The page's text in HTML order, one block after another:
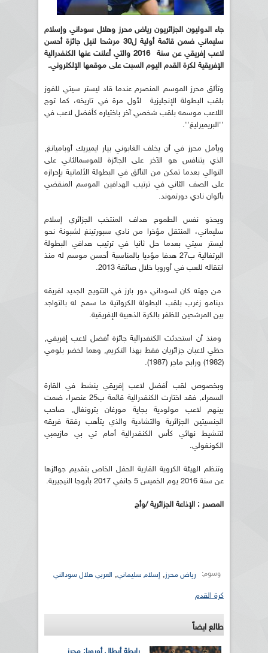
جاء الدوليون الجزائريون رياض محرز وهلال سوداني وإسلام
سليماني ضمن قائمة أولية ل30 مرشحا لنيل جائزة أحسن
لاعب إفريقي عن سنة
2016 والتي أعلنت عنها الكنفدرالية
الإفريقية لكرة القدم اليوم السبت على موقعها الإلكتروني.
وتألق محرز الموسم المنصرم عندما قاد ليستر سيتي للفوز
بلقب البطولة الإنجليزية لأول مرة في تاريخه، كما توج
اللاعب موسمه بلقب شخصي آخر باختياره كأفضل لاعب في
''البريميرليغ''.
ويأمل محرز في أن يخلف الغابوني بيار ايميريك أوباميانغ,
الذي يتنافس هو الآخر على الجائزة للموسمالثاني على
التوالي بعدما تمكن من التألق في البطولة الألمانية بإحرازه
على الصف الثاني في ترتيب الهدافين الموسم المنقضي
بألوان نادي دورتموند.
ويحذو نفس الطموح هداف المنتخب الجزائري إسلام
سليماني، المنتقل مؤخرا من نادي سبورتينغ لشبونة نحو
ليستر سيتي بعدما حل ثانيا في ترتيب هدافي البطولة
البرتغالية ب27 هدفا مؤديا بالمناسبة أحسن موسم له منذ
انتقاله للعب في أوروبا خلال صائفة 2013.
من جهته كان لسوداني دور بارز في التتويج الجديد لفريقه
دينامو زغرب بلقب البطولة الكرواتية ما سمح له بالتواجد
بين المرشحين للظفر بالكرة الذهبية الإفريقية.
ومنذ أن استحدثت الكنفدرالية جائزة أفضل لاعب إفريقي,
حظي لاعبان جزائريان فقط بهذا التكريم, وهما لخضر بلومي
(1982) ورابح ماجر (1987).
وبخصوص لقب أفضل لاعب إفريقي ينشط في القارة
السمراء, فقد اختارت الكنفدرالية قائمة ب25 عنصرا، ضمت
بينهم لاعب مولودية بجاية مورغان بترونغال, صاحب
الجنسيتين الجزائرية والتشادية والذي يتأهب رفقة فريقه
لتنشيط نهائي كأس الكنفدرالية أمام تي بي مازيمبي
الكونغولي.
وتنظم الهيئة الكروية القارية الحفل الخاص بتقديم جوائزها
عن سنة 2016 يوم الخميس 5 جانفي 2017 بأبوجا النيجيرية.
المصدر : الإذاعة الجزائرية /وأج
وسوم: رياض محرز, إسلام سليماني, العربي هلال سودالني
كرة القدم
طالع ايضاً